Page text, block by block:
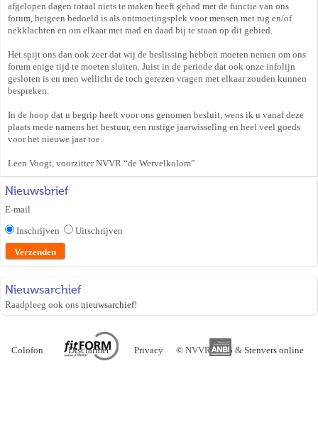
afgelopen dagen totaal niets te maken heeft gehad met de functie van ons
forum, hetgeen bedoeld is als ontmoetingsplek voor mensen met rug en/of
nekklachten en om elkaar met raad en daad bij te staan op dit gebied.
Het spijt ons dan ook zeer dat wij de beslissing hebben moeten nemen om ons
forum enige tijd te moeten sluiten. Juist in de periode dat ook onze infolijn
gesloten is en men wellicht de toch gerezen vragen met elkaar zouden kunnen
bespreken.
In de hoop dat u begrip heeft voor ons genomen besluit, wens ik u vanaf deze
plaats mede namens het bestuur, een rustige jaarwisseling en heel veel goeds
voor het nieuwe jaar toe.
Leen Voogt, voorzitter NVVR “de Wervelkolom”
Nieuwsbrief
E-mail
Inschrijven
Uitschrijven
Nieuwsarchief
Raadpleeg ook ons nieuwsarchief!
© NVVR 2026 & Stenvers online
Colofon Disclaimer Privacy